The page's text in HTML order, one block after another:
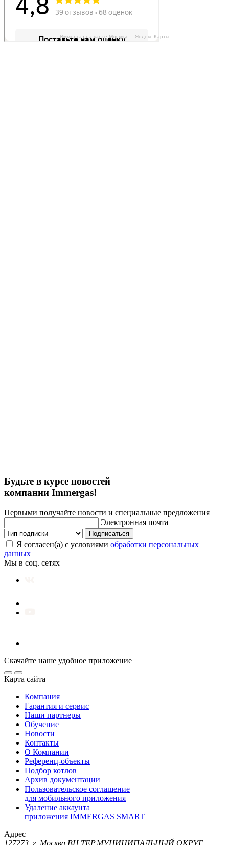
Иммергаз на карте Москвы — Яндекс Карты
Будьте в курсе новостей
компании Immergas!
Первыми получайте новости и специальные предложения
Электронная почта
Подписаться
Я согласен(а) с условиями обработки персональных
данных
Мы в соц. сетях
Скачайте наше удобное приложение
Карта сайта
Компания
Гарантия и сервис
Наши партнеры
Обучение
Новости
Контакты
О Компании
Референц-объекты
Подбор котлов
Архив документации
Пользовательское соглашение
для мобильного приложения
Удаление аккаунта
приложения IMMERGAS SMART
Адрес
127273, г. Москва ВН.ТЕР.МУНИЦИПАЛЬНЫЙ ОКРУГ